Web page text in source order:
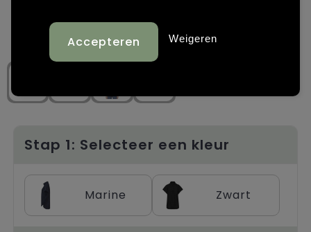
Reistassen
Schoudertassen
Trolleys
Vesten bedrukken
Stap 1: Selecteer een kleur
Marine Zwart
Weigeren